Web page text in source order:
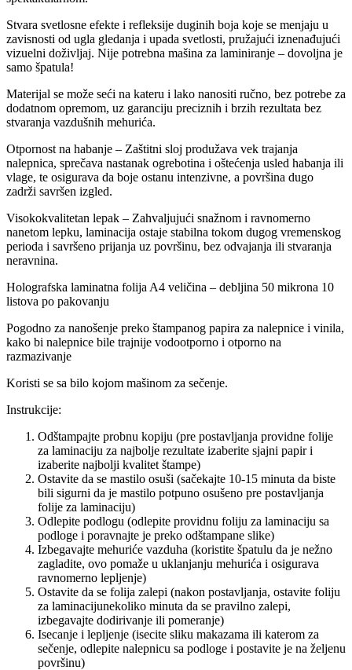
Stvara svetlosne efekte i refleksije duginih boja koje se menjaju u
zavisnosti od ugla gledanja i upada svetlosti, pružajući iznenađujući
vizuelni doživljaj. Nije potrebna mašina za laminiranje – dovoljna je
samo špatula!
Materijal se može seći na kateru i lako nanositi ručno, bez potrebe za
dodatnom opremom, uz garanciju preciznih i brzih rezultata bez
stvaranja vazdušnih mehurića.
Otpornost na habanje – Zaštitni sloj produžava vek trajanja
nalepnica, sprečava nastanak ogrebotina i oštećenja usled habanja ili
vlage, te osigurava da boje ostanu intenzivne, a površina dugo
zadrži savršen izgled.
Visokokvalitetan lepak – Zahvaljujući snažnom i ravnomerno
nanetom lepku, laminacija ostaje stabilna tokom dugog vremenskog
perioda i savršeno prijanja uz površinu, bez odvajanja ili stvaranja
neravnina.
Holografska laminatna folija A4 veličina – debljina 50 mikrona 10
listova po pakovanju
Pogodno za nanošenje preko štampanog papira za nalepnice i vinila,
kako bi nalepnice bile trajnije vodootporno i otporno na
razmazivanje
Koristi se sa bilo kojom mašinom za sečenje.
Instrukcije:
Odštampajte probnu kopiju (pre postavljanja providne folije
za laminaciju za najbolje rezultate izaberite sjajni papir i
izaberite najbolji kvalitet štampe)
Ostavite da se mastilo osuši (sačekajte 10-15 minuta da biste
bili sigurni da je mastilo potpuno osušeno pre postavljanja
folije za laminaciju)
Odlepite podlogu (odlepite providnu foliju za laminaciju sa
podloge i poravnajte je preko odštampane slike)
Izbegavajte mehuriće vazduha (koristite špatulu da je nežno
zagladite, ovo pomaže u uklanjanju mehurića i osigurava
ravnomerno lepljenje)
Ostavite da se folija zalepi (nakon postavljanja, ostavite foliju
za laminacijunekoliko minuta da se pravilno zalepi,
izbegavajte dodirivanje ili pomeranje)
Isecanje i lepljenje (isecite sliku makazama ili katerom za
sečenje, odlepite nalepnicu sa podloge i postavite je na željenu
površinu)